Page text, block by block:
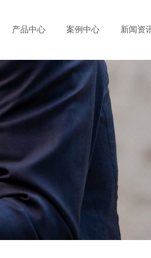
产品中心 案例中心 新闻资